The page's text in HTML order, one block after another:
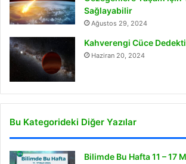
Sağlayabilir
Ağustos 29, 2024
Kahverengi Cüce
Haziran 20, 2024
Bu Kategorideki Diğer Yazılar
Bilimde Bu Hafta 11 – 17